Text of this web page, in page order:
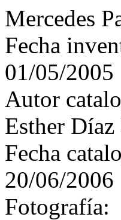
Mercedes
Fecha
01/05/2005
Autor
Esther
Fecha
20/06/2006
Fotografía: